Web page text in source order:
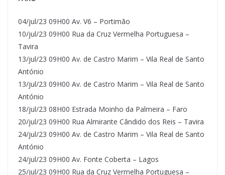
04/jul/23 09H00 Av. V6 – Portimão
10/jul/23 09H00 Rua da Cruz Vermelha Portuguesa –
Tavira
13/jul/23 09H00 Av. de Castro Marim – Vila Real de Santo
António
13/jul/23 09H00 Av. de Castro Marim – Vila Real de Santo
António
18/jul/23 08H00 Estrada Moinho da Palmeira – Faro
20/jul/23 09H00 Rua Almirante Cândido dos Reis – Tavira
24/jul/23 09H00 Av. de Castro Marim – Vila Real de Santo
António
24/jul/23 09H00 Av. Fonte Coberta – Lagos
25/jul/23 09H00 Rua da Cruz Vermelha Portuguesa –